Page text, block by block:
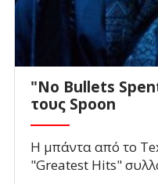
"No Bullets
τους Spoon
Η μπάντα από το
"Greatest Hits"